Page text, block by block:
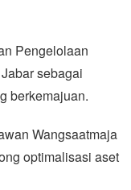
Pengelolaan
sebagai
berkemajuan.
Wangsaatmaja
optimalisasi aset